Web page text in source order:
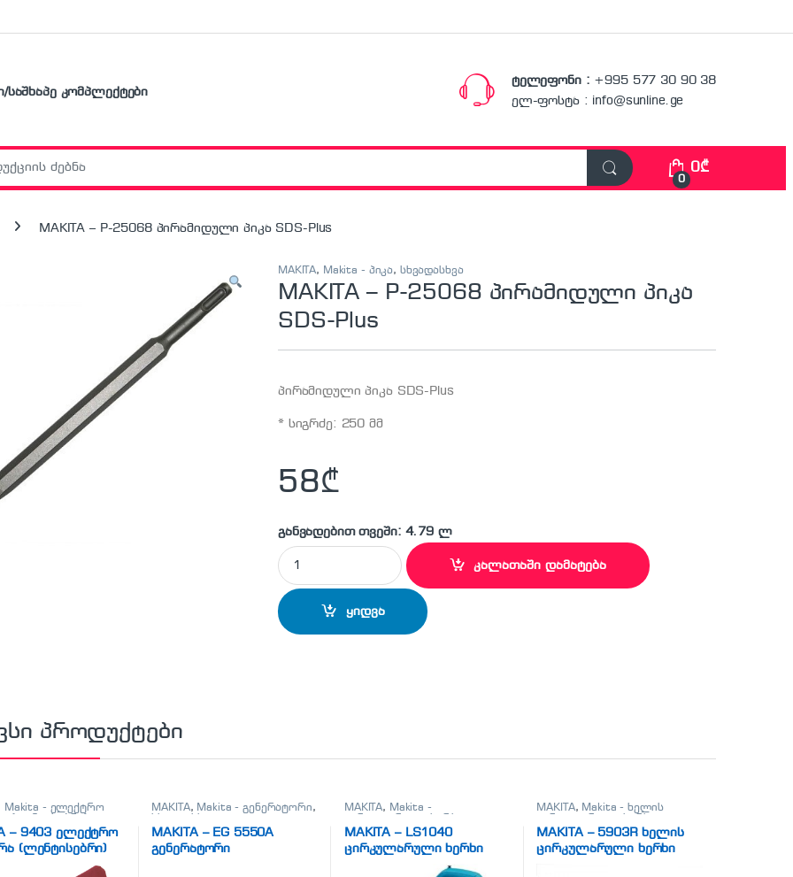
საშხაპე კომპლექტები
ტელეფონი : +995 577 30 90 38
ელ-ფოსტა : info@sunline.ge
0
0₾
MAKITA – P-25068 პირამიდული პიკა SDS-Plus
MAKITA, Makita - პიკა, სხვადასხვა
MAKITA – P-25068 პირამიდული პიკა
SDS-Plus
პირამიდული პიკა SDS-Plus
* სიგრძე: 250 მმ
58₾
განვადებით თვეში: 4.79 ლ
MAKITA - P-25068 პირამიდული პიკა SDS-Plus quantity
კალათაში დამატება
ყიდვა
პროდუქტები
Makita - ელექტრო
ს ხის– 9403 ელექტრო
(ლენტისებრი)
MAKITA, Makita - გენერატორი,
MAKITA – EG 5550A
გენერატორი
MAKITA, Makita -
ცირკულარული ხერხი
MAKITA – LS1040
ცირკულარული ხერხი
MAKITA, Makita - ხელის
სხვადასხვა
MAKITA – 5903R ხელის
ცირკულარული ხერხი